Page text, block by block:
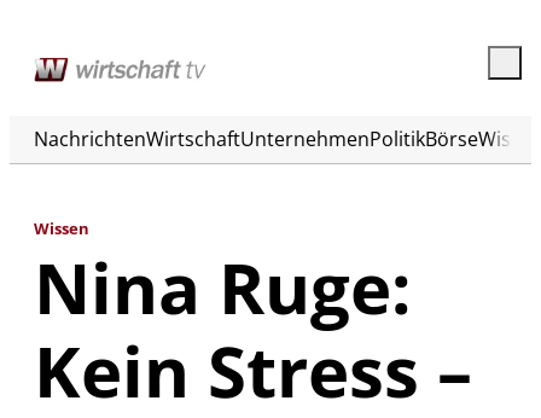
NachrichtenWirtschaftUnternehmenPolitikBörse
Wissen
Nina Ruge:
Kein Stress –